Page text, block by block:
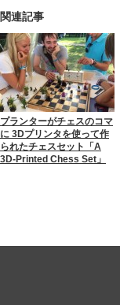
関連記事
プランターがチェスのコマ
に 3Dプリンタを使って作
られたチェスセット「A
3D-Printed Chess Set」